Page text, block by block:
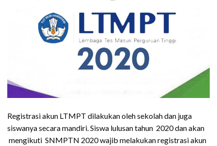
Registrasi akun LTMPT dilakukan oleh sekolah dan juga
siswanya secara mandiri. Siswa lulusan tahun 2020 dan akan
mengikuti SNMPTN 2020 wajib melakukan registrasi akun